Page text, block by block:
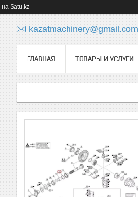
на Satu.kz
kazatmachinery@gmail.com
ГЛАВНАЯ ТОВАРЫ И УСЛУГИ